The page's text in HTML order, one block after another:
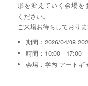
形を変えていく会場を
ください。
ご来場お待ちしておりま
期間：2026/04/08-
時間：10:00 - 17:00
会場：学内 アートギ